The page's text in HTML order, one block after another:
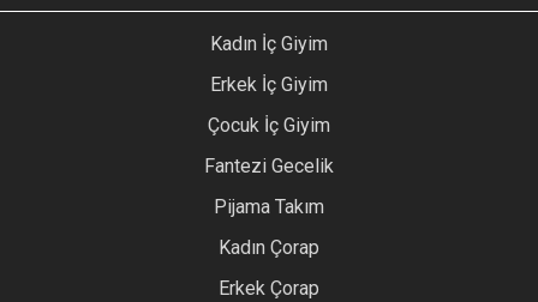
Kadın İç Giyim
Erkek İç Giyim
Çocuk İç Giyim
Fantezi Gecelik
Pijama Takım
Kadın Çorap
Erkek Çorap